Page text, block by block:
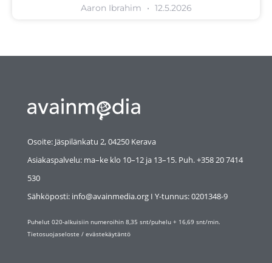
Aaron Ibrahim 12.5.2026
Osoite: Jäspilänkatu 2, 04250 Kerava
Asiakaspalvelu: ma–ke klo 10–12 ja 13–15. Puh. +358 20 7414
530
Sähköposti: info@avainmedia.org I Y-tunnus:0201348-9
Puhelut 020-alkuisiin numeroihin 8,35 snt/puhelu + 16,69 snt/min.
Tietosuojaseloste / evästekäytäntö